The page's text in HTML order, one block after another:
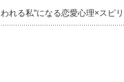
れる私"になる恋愛心理×スピ